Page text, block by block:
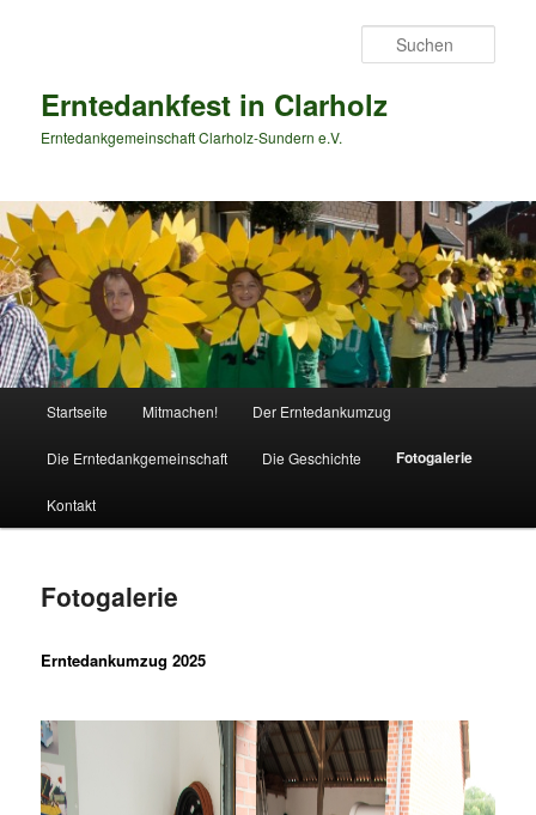
Erntedankfest in Clarholz
Erntedankgemeinschaft Clarholz-Sundern e.V.
Startseite Mitmachen! Der Erntedankumzug
Die Erntedankgemeinschaft Die Geschichte Fotogalerie
Kontakt
Fotogalerie
Erntedankumzug 2025